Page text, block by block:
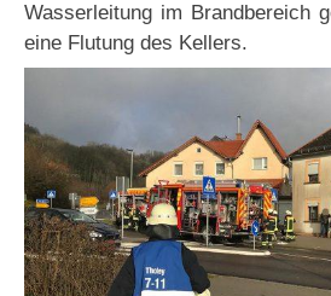
Wasserleitung im Brandbereich
eine Flutung des Kellers.